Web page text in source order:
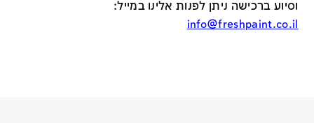
וסיוע ברכישה ניתן לפנות אלינו במייל:
info@freshpaint.co.il